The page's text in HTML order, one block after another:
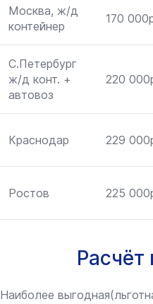
Москва, ж/д
контейнер
170
С.Петербург
ж/д конт. +
автовоз
220
Краснодар 229
Ростов 225
Наиболее